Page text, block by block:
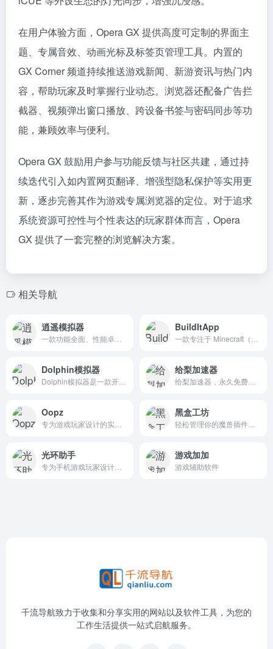
在用户体验方面，Opera GX 提供高度可定制的界面主
题、专属音效、动画光标及标签页管理工具。内置的
GX Corner 频道持续推送游戏新闻、新游资讯与热门内
容，帮助玩家及时掌握行业动态。浏览器还配备广告拦
截器、视频弹出窗口播放、跨设备书签与密码同步等功
能，兼顾效率与便利。
Opera GX 鼓励用户参与功能反馈与社区共建，通过持
续迭代引入如内置网页翻译、增强型隐私保护等实用更
新，逐步完善其作为游戏专属浏览器的定位。对于追求
系统资源可控性与个性表达的玩家群体而言，Opera
GX 提供了一套完整的浏览解决方案。
相关导航
逍遥模拟器 BuildItApp
Dolphin模拟器 给梨加速器
Oopz 黑盒工坊
光环助手 游戏加加
游戏辅助软件
千流导航致力于收集和分享实用的网站以及软件工具，为您的
工作生活提供一站式启航服务。